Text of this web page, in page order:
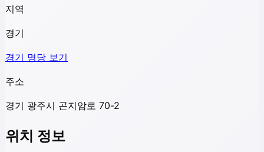
지역
경기
경기 명당 보기
주소
경기 광주시 곤지암로 70-2
위치 정보